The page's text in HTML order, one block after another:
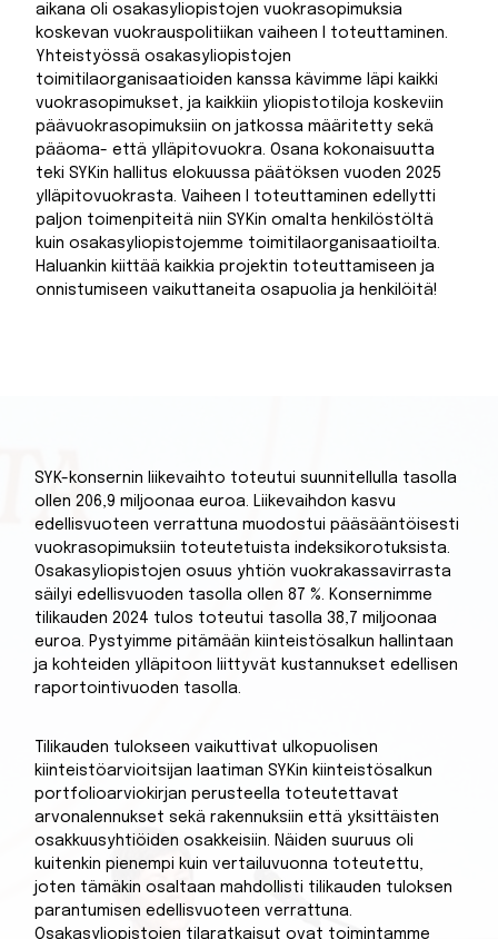
aikana oli osakasyliopistojen vuokrasopimuksia
koskevan vuokrauspolitiikan vaiheen I toteuttaminen.
Yhteistyössä osakasyliopistojen
toimitilaorganisaatioiden kanssa kävimme läpi kaikki
vuokrasopimukset, ja kaikkiin yliopistotiloja koskeviin
päävuokrasopimuksiin on jatkossa määritetty sekä
pääoma- että ylläpitovuokra. Osana kokonaisuutta
teki SYKin hallitus elokuussa päätöksen vuoden 2025
ylläpitovuokrasta. Vaiheen I toteuttaminen edellytti
paljon toimenpiteitä niin SYKin omalta henkilöstöltä
kuin osakasyliopistojemme toimitilaorganisaatioilta.
Haluankin kiittää kaikkia projektin toteuttamiseen ja
onnistumiseen vaikuttaneita osapuolia ja henkilöitä!
SYK-konsernin liikevaihto toteutui suunnitellulla tasolla
ollen 206,9 miljoonaa euroa. Liikevaihdon kasvu
edellisvuoteen verrattuna muodostui pääsääntöisesti
vuokrasopimuksiin toteutetuista indeksikorotuksista.
Osakasyliopistojen osuus yhtiön vuokrakassavirrasta
säilyi edellisvuoden tasolla ollen 87 %. Konsernimme
tilikauden 2024 tulos toteutui tasolla 38,7 miljoonaa
euroa. Pystyimme pitämään kiinteistösalkun hallintaan
ja kohteiden ylläpitoon liittyvät kustannukset edellisen
raportointivuoden tasolla.
Tilikauden tulokseen vaikuttivat ulkopuolisen
kiinteistöarvioitsijan laatiman SYKin kiinteistösalkun
portfolioarviokirjan perusteella toteutettavat
arvonalennukset sekä rakennuksiin että yksittäisten
osakkuusyhtiöiden osakkeisiin. Näiden suuruus oli
kuitenkin pienempi kuin vertailuvuonna toteutettu,
joten tämäkin osaltaan mahdollisti tilikauden tuloksen
parantumisen edellisvuoteen verrattuna.
Osakasyliopistojen tilaratkaisut ovat toimintamme